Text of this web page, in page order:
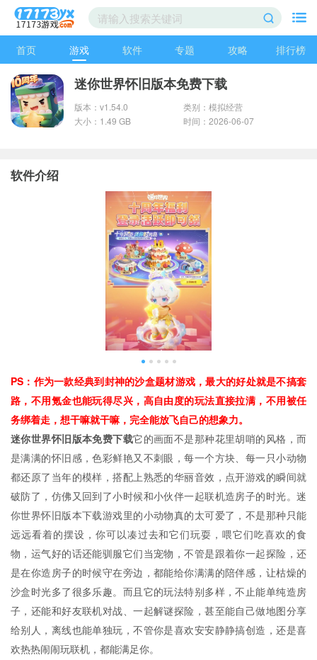
首页 游戏 软件 专题 攻略 排行榜
迷你世界怀旧版本免费下载
版本：v1.54.0
类别：模拟经营
大小：1.49 GB
时间：2026-06-07
软件介绍
PS：作为一款经典到封神的沙盒题材游戏，最大的好处就是不搞套
路，不用氪金也能玩得尽兴，高自由度的玩法直接拉满，不用被任
务绑着走，想干嘛就干嘛，完全能放飞自己的想象力。
迷你世界怀旧版本免费下载它的画面不是那种花里胡哨的风格，而
是满满的怀旧感，色彩鲜艳又不刺眼，每一个方块、每一只小动物
都还原了当年的模样，搭配上熟悉的华丽音效，点开游戏的瞬间就
破防了，仿佛又回到了小时候和小伙伴一起联机造房子的时光。迷
你世界怀旧版本下载游戏里的小动物真的太可爱了，不是那种只能
远远看着的摆设，你可以凑过去和它们玩耍，喂它们吃喜欢的食
物，运气好的话还能驯服它们当宠物，不管是跟着你一起探险，还
是在你造房子的时候守在旁边，都能给你满满的陪伴感，让枯燥的
沙盒时光多了很多乐趣。而且它的玩法特别多样，不止能单纯造房
子，还能和好友联机对战、一起解谜探险，甚至能自己做地图分享
给别人，离线也能单独玩，不管你是喜欢安安静静搞创造，还是喜
欢热热闹闹玩联机，都能满足你。